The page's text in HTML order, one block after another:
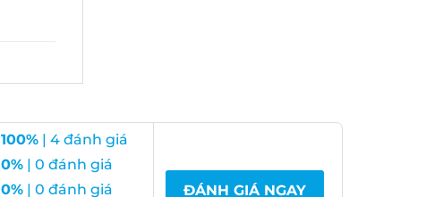
100%| 4 đánh giá
0%| 0 đánh giá
0%| 0 đánh giá
ĐÁNH GIÁ NGAY